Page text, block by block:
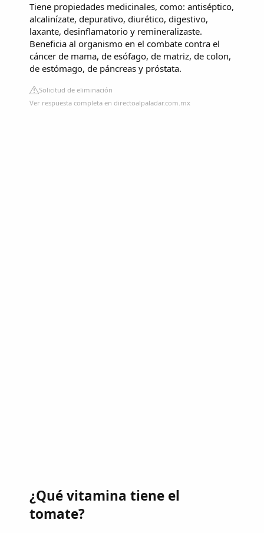
Tiene propiedades medicinales, como: antiséptico,
alcalinízate, depurativo, diurético, digestivo,
laxante, desinflamatorio y remineralizaste.
Beneficia al organismo en el combate contra el
cáncer de mama, de esófago, de matriz, de colon,
de estómago, de páncreas y próstata.
Solicitud de eliminación
Ver respuesta completa en directoalpaladar.com.mx
¿Qué vitamina tiene el
tomate?